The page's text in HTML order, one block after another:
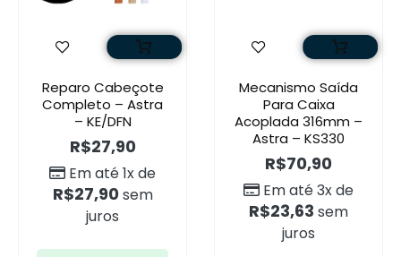
Reparo Cabeçote
Completo – Astra
– KE/DFN
R$27,90
Em até 1x de
R$27,90 sem
juros
Mecanismo Saída
Para Caixa
Acoplada 316mm –
Astra – KS330
R$70,90
Em até 3x de
R$23,63 sem
juros